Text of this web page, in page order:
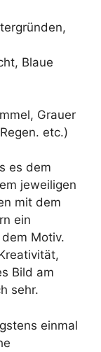
Blaue
Grauer
etc.)
es dem
jeweiligen
mit dem
ein
Motiv.
Bild am
sehr.
einmal